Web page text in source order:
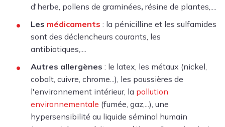
d'herbe, pollens de graminées, résine de plantes,....
Les médicaments : la pénicilline et les sulfamides
sont des déclencheurs courants, les
antibiotiques,....
Autres allergènes : le latex, les métaux (nickel,
cobalt, cuivre, chrome...), les poussières de
l'environnement intérieur, la pollution
environnementale (fumée, gaz,...), une
hypersensibilité au liquide séminal humain